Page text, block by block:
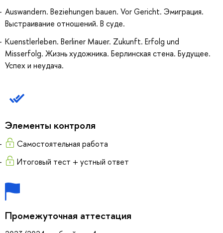
Auswandern. Beziehungen bauen. Vor Gericht. Эмиграция.
Выстраивание отношений. В суде.
Kuenstlerleben. Berliner Mauer. Zukunft. Erfolg und
Misserfolg. Жизнь художника. Берлинская стена. Будущее.
Успех и неудача.
Элементы контроля
Самостоятельная работа
Итоговый тест + устный ответ
Промежуточная аттестация